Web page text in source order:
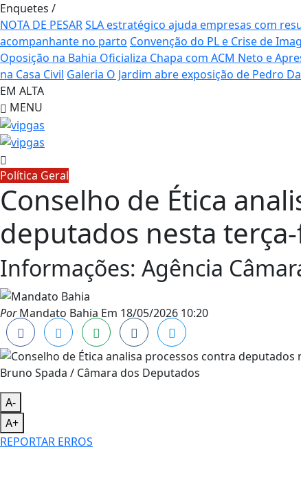
Enquetes /
NOTA DE PESARSLA estratégico ajuda empresas com
acompanhante no parto Convenção do PL e Crise de
Oposição na Bahia Oficializa Chapa com ACM Neto e
na Casa Civil Galeria O Jardim abre exposição de Pedro
EM ALTA
MENU
Política Geral
Conselho de Ética
deputados nesta
Informações: Agência
PorMandato Bahia Em 18/05/2026 10:20
Bruno Spada / Câmara dos Deputados
A-
A+
REPORTAR ERROS